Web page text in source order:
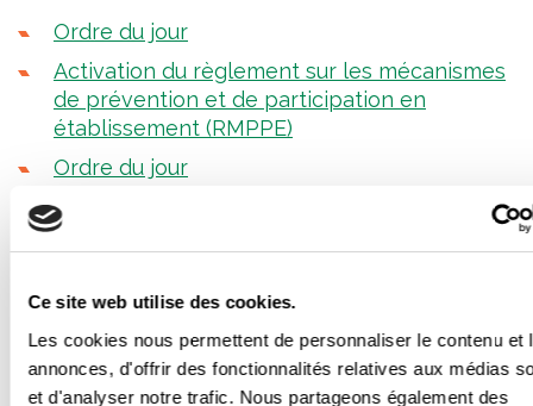
Ce site web utilise des cookies.
Les cookies nous permettent de personnaliser le contenu et
annonces, d'offrir des fonctionnalités relatives aux médias
et d'analyser notre trafic. Nous partageons également des
Ordre du jour
Activation du règlement sur les mécanismes
de prévention et de participation en
établissement (RMPPE)
Ordre du jour
Le projet de loi 3 : quelles répercussions
pour les syndicats ?
artificielle
Nouveautés en SST